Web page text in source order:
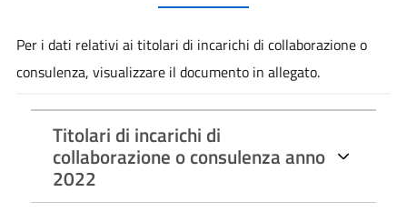
Per i dati relativi ai titolari di incarichi di collaborazione o
consulenza, visualizzare il documento in allegato.
Titolari di incarichi di
collaborazione o consulenza anno
2022